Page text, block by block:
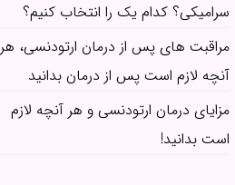
سرامیکی؟ کدام یک را انتخاب کنیم؟
مراقبت های پس از درمان ارتودنسی، هر
آنچه لازم است پس از درمان بدانید
مزایای درمان ارتودنسی و هر آنچه لازم
است بدانید!